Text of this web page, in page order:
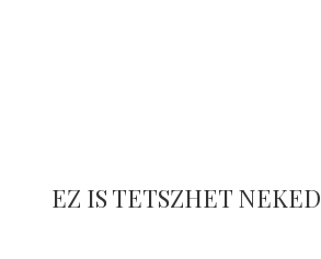
EZ IS TETSZHET NEKED